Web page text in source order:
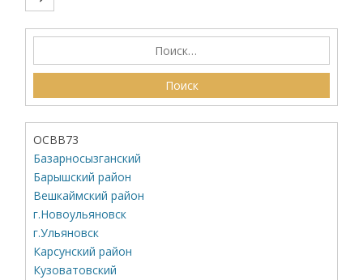
ОСВВ73
Базарносызганский
Барышский район
Вешкаймский район
г.Новоульяновск
г.Ульяновск
Карсунский район
Кузоватовский